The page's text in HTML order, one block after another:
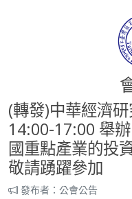
(轉發)中華經濟
14:00-17:00 舉
國重點產業的投
敬請踴躍參加
發布者：公會公告